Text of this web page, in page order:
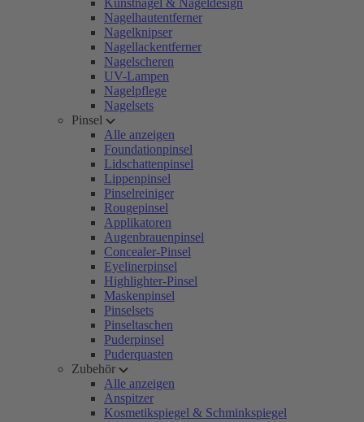
Kunstnägel & Nageldesign
Nagelhautentferner
Nagelknipser
Nagellackentferner
Nagelscheren
UV-Lampen
Nagelpflege
Nagelsets
Pinsel
Alle anzeigen
Foundationpinsel
Lidschattenpinsel
Lippenpinsel
Pinselreiniger
Rougepinsel
Applikatoren
Augenbrauenpinsel
Concealer-Pinsel
Eyelinerpinsel
Highlighter-Pinsel
Maskenpinsel
Pinselsets
Pinseltaschen
Puderpinsel
Puderquasten
Zubehör
Alle anzeigen
Anspitzer
Kosmetikspiegel & Schminkspiegel